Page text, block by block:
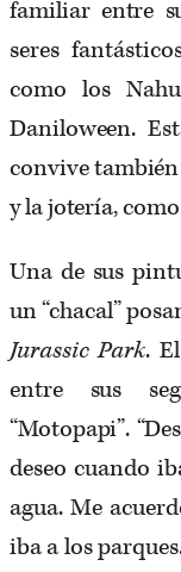
familiar entre
seres
como los
Daniloween.
convive
y la jotería, como
Una de sus
un “chacal”
Jurassic Park.
entre sus
“Motopapi”.
deseo cuando
agua. Me
iba a los